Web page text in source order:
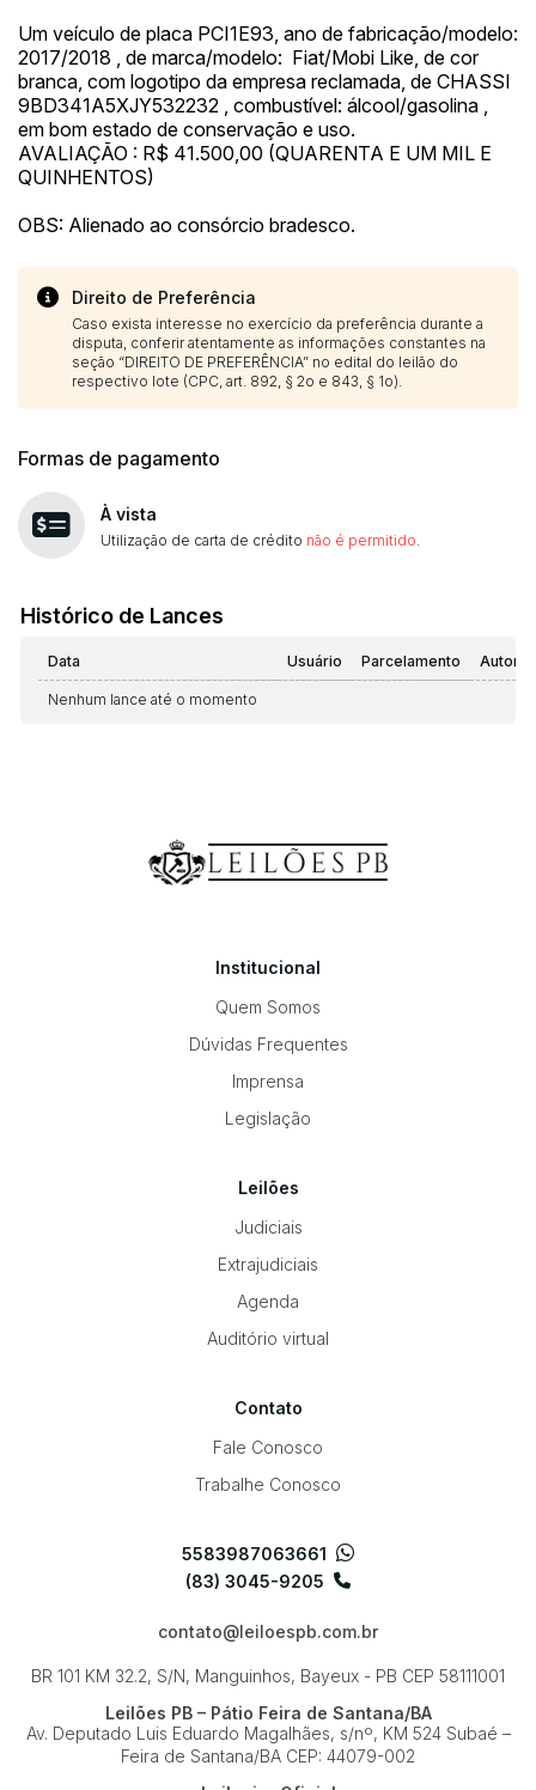
Um veículo de placa PCI1E93, ano de fabricação/modelo:
2017/2018 , de marca/modelo: Fiat/Mobi Like, de cor
branca, com logotipo da empresa reclamada, de CHASSI
9BD341A5XJY532232 , combustível: álcool/gasolina ,
em bom estado de conservação e uso.
AVALIAÇÃO : R$ 41.500,00 (QUARENTA E UM MIL E
QUINHENTOS)
OBS: Alienado ao consórcio bradesco.
Direito de Preferência
Caso exista interesse no exercício da preferência durante a
disputa, conferir atentamente as informações constantes na
seção “DIREITO DE PREFERÊNCIA” no edital do leilão do
respectivo lote (CPC, art. 892, § 2o e 843, § 1o).
Formas de pagamento
À vista
Utilização de carta de crédito não é permitido
Histórico de Lances
Data Usuário Parcelamento
Nenhum lance até o momento
Institucional
Quem Somos
Dúvidas Frequentes
Imprensa
Legislação
Leilões
Judiciais
Extrajudiciais
Agenda
Auditório virtual
Contato
Fale Conosco
Trabalhe Conosco
5583987063661
(83) 3045-9205
contato@leiloespb.com.br
BR 101 KM 32.2, S/N, Manguinhos, Bayeux - PB CEP 58111001
Leilões PB – Pátio Feira de Santana/BA
Av. Deputado Luis Eduardo Magalhães, s/nº, KM 524Subaé –
Feira de Santana/BA CEP: 44079-002